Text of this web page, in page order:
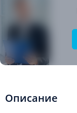
Описание